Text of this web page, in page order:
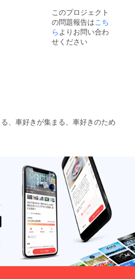
このプロジェクト
の問題報告はこち
ら よりお問い合わ
せください
、車好きが集まる、車好きのため